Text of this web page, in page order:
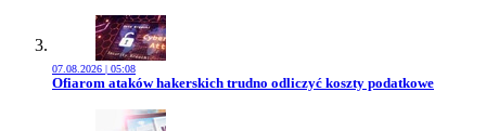
07.08.2026 | 05:08
Przejdź do artykułu:
Ofiarom ataków hakerskich trudno odliczyć koszty podatkowe